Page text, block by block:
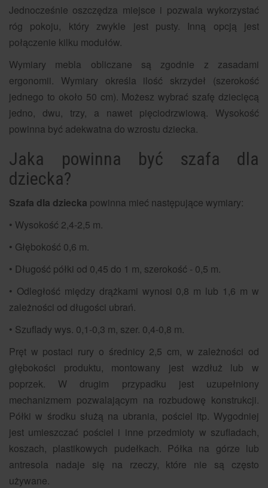
Jednocześnie oszczędza miejsce i pozwala wykorzystać
róg pokoju, który zwykle jest pusty. Inną opcją jest
połączenie kilku modułów.
Wymiary mebla obliczane są zgodnie z zasadami
ergonomii. Wymiary określa ilość skrzydeł (szerokość
jednego to około 50 cm). Możesz wybrać szafę dziecięcą
jedno, dwu, trzy, a nawet pięciodrzwiową. Wysokość
powinna być adekwatna do wzrostu dziecka.
Jaka powinna być szafa dla
dziecka?
Szafa dla dziecka powinna mieć następujące wymiary:
• Wysokość 2,4-2,5 m.
• Głębokość 0,6 m.
• Długość półki od 0,45 do 1 m, szerokość - 0,5 m.
• Odległość między drążkami wynosi 0,8 m lub 1,6 m w
zależności od długości ubrań.
• Szuflady wys. 0,1-0,3 m, szer. 0,4-0,8 m.
Pręt w postaci rury o średnicy 2,5 cm, w zależności od
głębokości produktu, montowany jest wzdłuż lub w
poprzek. W drugim przypadku jest uzupełniony
mechanizmem pozwalającym na rozbudowę konstrukcji.
Półki w środku służą na ubrania, pościel itp. Wygodniej
jest umieszczać pościel i inne przedmioty w szufladach,
koszach, plastikowych pudełkach. Półka na górze lub
antresola nadaje się na rzeczy, które nie są często
używane.